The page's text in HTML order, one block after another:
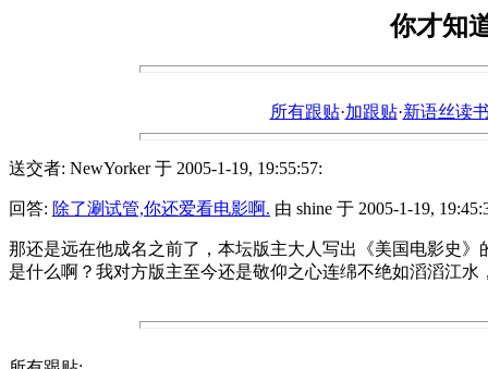
你才知
所有跟贴·加跟贴·新语丝读
送交者: NewYorker 于 2005-1-19, 19:55:57:
回答: 除了涮试管,你还爱看电影啊. 由 shine 于 2005-1-19,
那还是远在他成名之前了，本坛版主大人写出《美国电影史
是什么啊？我对方版主至今还是敬仰之心连绵不绝如滔滔江